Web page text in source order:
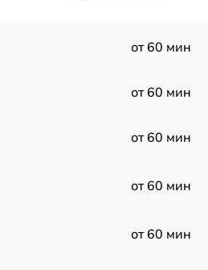
от 60 мин
от 60 мин
от 60 мин
от 60 мин
от 60 мин